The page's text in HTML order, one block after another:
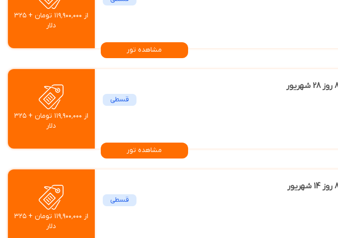
مشاهده تور
از ۱۱۹٬۹۰۰٬۰۰۰ تومان + ۳۲۵
دلار
قسطی
مشاهده تور
از ۱۱۹٬۹۰۰٬۰۰۰ تومان + ۳۲۵
دلار
قسطی
از ۱۱۹٬۹۰۰٬۰۰۰ تومان + ۳۲۵
دلار